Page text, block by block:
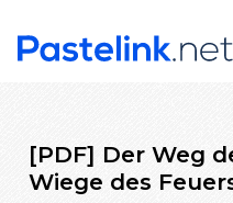
[PDF] Der Weg
Wiege des